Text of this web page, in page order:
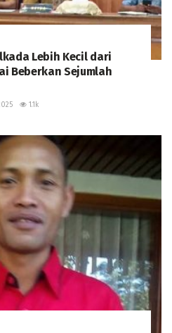
Lebih Kecil dari
Beberkan Sejumlah
1.1k